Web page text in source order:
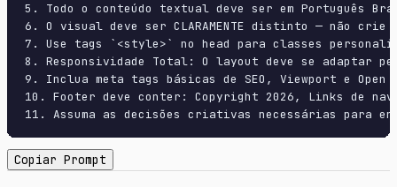
5. Todo o conteúdo textual deve ser em Português
6. O visual deve ser CLARAMENTE distinto — não
7. Use tags `<style>` no head para classes
8. Responsividade Total: O layout deve se adaptar
9. Inclua meta tags básicas de SEO, Viewport e Open
10. Footer deve conter: Copyright 2026, Links de
11. Assuma as decisões criativas necessárias para
Copiar Prompt